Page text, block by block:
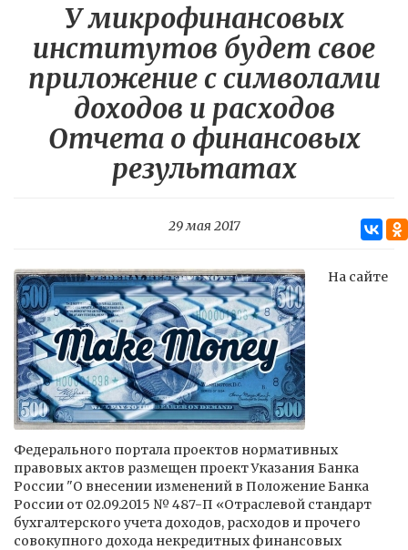
У микрофинансовых
институтов будет свое
приложение с символами
доходов и расходов
Отчета о финансовых
результатах
29 мая 2017
На сайте
Федерального портала проектов нормативных
правовых актов размещен проект Указания Банка
России "О внесении изменений в Положение Банка
России от 02.09.2015 № 487-П «Отраслевой стандарт
бухгалтерского учета доходов, расходов и прочего
совокупного дохода некредитных финансовых